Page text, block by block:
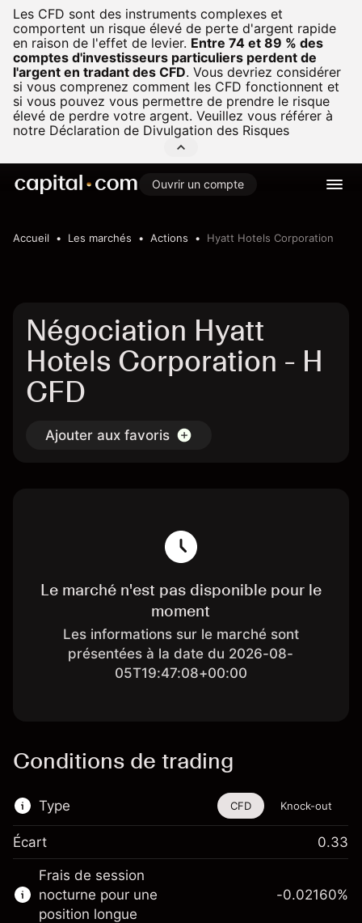
Les CFD sont des instruments complexes et
comportent un risque élevé de perte d'argent rapide
en raison de l'effet de levier. Entre 74 et 89 % des
comptes d'investisseurs particuliers perdent de
l'argent en tradant des CFD. Vous devriez considérer
si vous comprenez comment les CFD fonctionnent et
si vous pouvez vous permettre de prendre le risque
élevé de perdre votre argent. Veuillez vous référer à
notre Déclaration de Divulgation des Risques
Ouvrir un compte
Accueil Les marchés Actions Hyatt Hotels Corporation
Négociation Hyatt
Hotels Corporation - H
CFD
Ajouter aux favoris
Le marché n'est pas disponible pour le
moment
Les informations sur le marché sont
présentées à la date du 2026-08-
05T19:47:08+00:00
Conditions de trading
Type
Cet instrument financier est disponible pour
le trading via les CFD et les Knock-outs.
En savoir plus sur :
CFD Knock-out
Écart 0.33
Frais de session
nocturne pour une
position longue
-0.02160%